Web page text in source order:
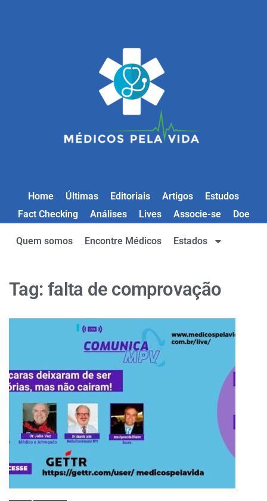
Home Últimas Editoriais Artigos
Estudos
Fact Checking
Análises Lives Associe-se Doe
Quem somos Encontre Médicos Estados
Tag: falta de comprovação